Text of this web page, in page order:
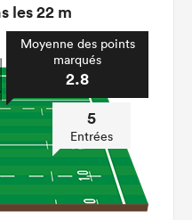
les 22 m
Moyenne des points
marqués
2.8
5
Entrées